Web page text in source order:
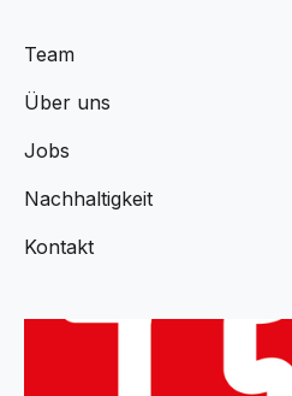
Team
Über uns
Jobs
Nachhaltigkeit
Kontakt